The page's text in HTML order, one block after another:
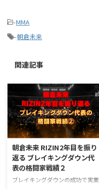
-MMA
-朝倉未来
関連記事
朝倉未来 RIZIN2年目を振り
返る ブレイキングダウン代
表の格闘家戦績２
ブレイキングダウンの成功で実業